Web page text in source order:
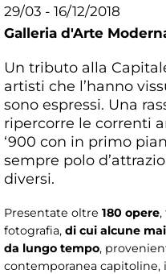
29/03 - 16/12/2018
Galleria d'Arte
Un tributo alla
artisti che l’hanno
sono espressi. Una
ripercorre le correnti
‘900 con in primo
sempre polo
diversi.
Presentate oltre 180 opere,
fotografia, di cui alcune
da lungo tempo,
contemporanea